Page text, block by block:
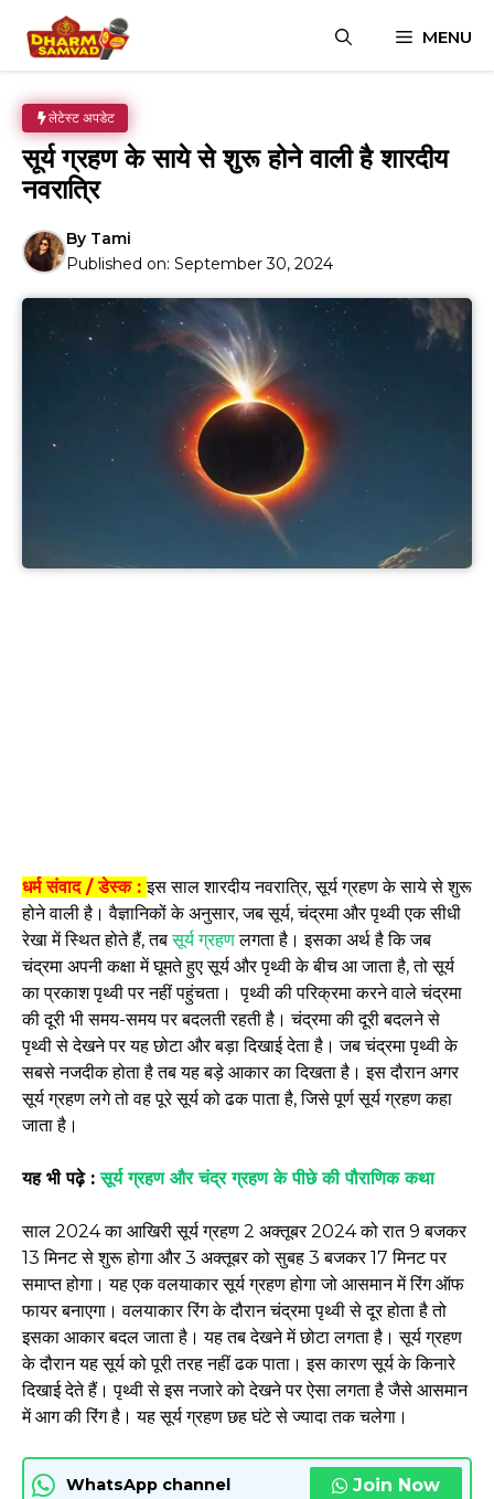
content
MENU
लेटेस्ट अपडेट
सूर्य ग्रहण के साये से शुरू होने वाली है शारदीय
नवरात्रि
By Tami
Published on: September 30, 2024
धर्म संवाद / डेस्क :इस साल शारदीय नवरात्रि, सूर्य ग्रहण के साये से शुरू
होने वाली है। वैज्ञानिकों के अनुसार, जब सूर्य, चंद्रमा और पृथ्वी एक सीधी
रेखा में स्थित होते हैं, तबसूर्य ग्रहणलगता है। इसका अर्थ है कि जब
चंद्रमा अपनी कक्षा में घूमते हुए सूर्य और पृथ्वी के बीच आ जाता है, तो सूर्य
का प्रकाश पृथ्वी पर नहीं पहुंचता। पृथ्वी की परिक्रमा करने वाले चंद्रमा
की दूरी भी समय-समय पर बदलती रहती है। चंद्रमा की दूरी बदलने से
पृथ्वी से देखने पर यह छोटा और बड़ा दिखाई देता है। जब चंद्रमा पृथ्वी के
सबसे नजदीक होता है तब यह बड़े आकार का दिखता है। इस दौरान अगर
सूर्य ग्रहण लगे तो वह पूरे सूर्य को ढक पाता है, जिसे पूर्ण सूर्य ग्रहण कहा
जाता है।
यह भी पढ़े :सूर्य ग्रहण और चंद्र ग्रहण के पीछे की पौराणिक कथा
साल 2024 का आखिरी सूर्य ग्रहण 2 अक्तूबर 2024 को रात 9 बजकर
13 मिनट से शुरू होगा और 3 अक्तूबर को सुबह 3 बजकर 17 मिनट पर
समाप्त होगा। यह एक वलयाकार सूर्य ग्रहण होगा जो आसमान में रिंग ऑफ
फायर बनाएगा। वलयाकार रिंग के दौरान चंद्रमा पृथ्वी से दूर होता है तो
इसका आकार बदल जाता है। यह तब देखने में छोटा लगता है। सूर्य ग्रहण
के दौरान यह सूर्य को पूरी तरह नहीं ढक पाता। इस कारण सूर्य के किनारे
दिखाई देते हैं। पृथ्वी से इस नजारे को देखने पर ऐसा लगता है जैसे आसमान
में आग की रिंग है। यह सूर्य ग्रहण छह घंटे से ज्यादा तक चलेगा।
WhatsApp channel Join Now